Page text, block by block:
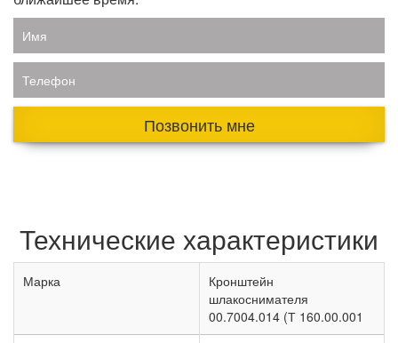
Имя
Телефон
Позвонить мне
Технические характеристики
Марка
Кронштейн
шлакоснимателя
00.7004.014 (Т 160.00.001